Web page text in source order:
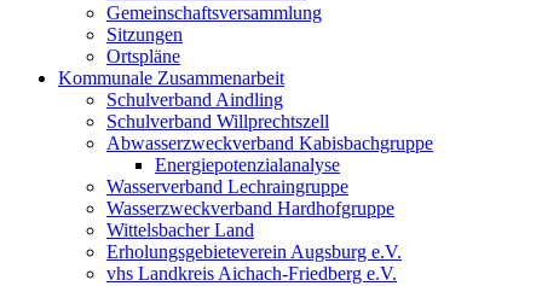
Gemeinschaftsversammlung
Sitzungen
Ortspläne
Kommunale Zusammenarbeit
Schulverband Aindling
Schulverband Willprechtszell
Abwasserzweckverband Kabisbachgruppe
Energiepotenzialanalyse
Wasserverband Lechraingruppe
Wasserzweckverband Hardhofgruppe
Wittelsbacher Land
Erholungsgebieteverein Augsburg e.V.
vhs Landkreis Aichach-Friedberg e.V.